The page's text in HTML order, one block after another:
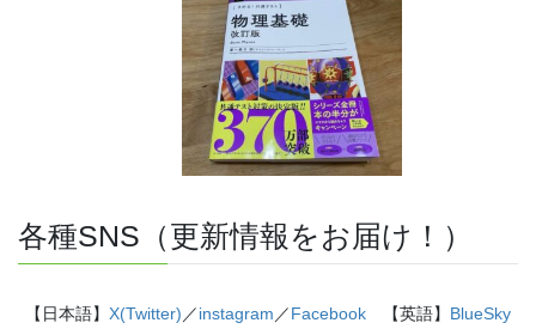
各種SNS（更新情報をお届け！）
【日本語】 X(Twitter) ／instagram ／Facebook 【英語】 BlueSky